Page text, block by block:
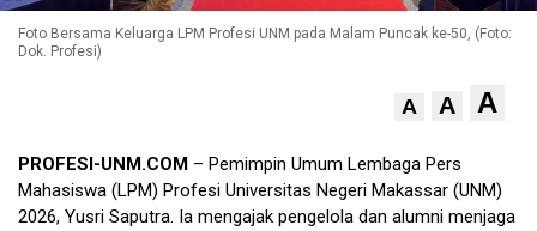
Foto Bersama Keluarga LPM Profesi UNM pada Malam Puncak ke-50, (Foto:
Dok. Profesi)
A A A
PROFESI-UNM.COM – Pemimpin Umum Lembaga Pers
Mahasiswa (LPM) Profesi Universitas Negeri Makassar (UNM)
2026, Yusri Saputra. Ia mengajak pengelola dan alumni menjaga